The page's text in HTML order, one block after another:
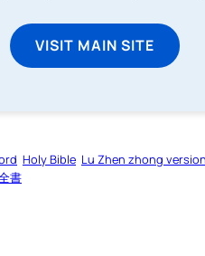
VISIT MAIN SITE
Holy Bible Lu Zhen zhong version
書